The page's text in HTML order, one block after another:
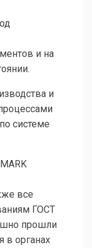
и на
и
системе
все
ГОСТ
прошли
в органах